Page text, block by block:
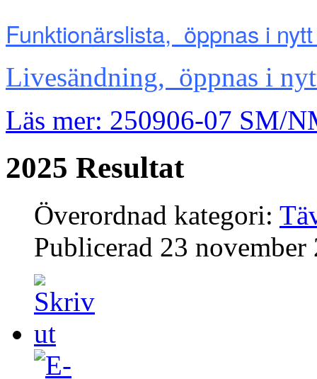
Funktionärslista, öppnas i
Livesändning, öppnas i
Läs mer: 250906-07 SM/
2025 Resultat
Överordnad kategori:
Publicerad 23 november